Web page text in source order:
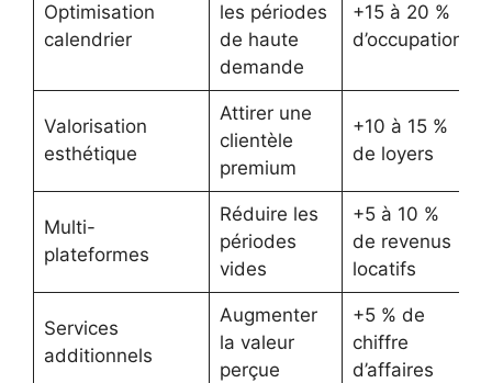
Optimisation
calendrier
les périodes
de haute
demande
+15 à 20 %
d’occupation
Valorisation
esthétique
Attirer une
clientèle
premium
+10 à 15 %
de loyers
Multi-
plateformes
Réduire les
périodes
vides
+5 à 10 %
de revenus
locatifs
Services
additionnels
Augmenter
la valeur
perçue
+5 % de
chiffre
d’affaires